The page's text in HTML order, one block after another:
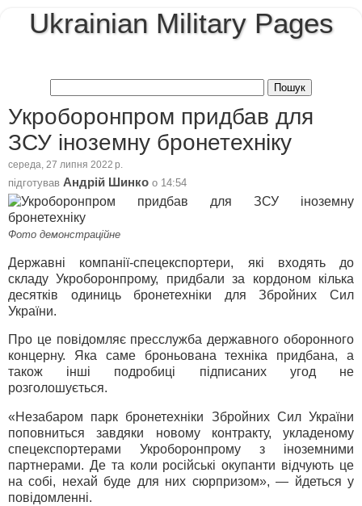
Ukrainian Military Pages
Укроборонпром придбав для
ЗСУ іноземну бронетехніку
середа, 27 липня 2022 р.
підготував Андрій Шинко о 14:54
Фото демонстраційне
Державні компанії-спецекспортери, які входять до
складу Укроборонпрому, придбали за кордоном кілька
десятків одиниць бронетехніки для Збройних Сил
України.
Про це повідомляє пресслужба державного оборонного
концерну. Яка саме броньована техніка придбана, а
також інші подробиці підписаних угод не
розголошується.
«Незабаром парк бронетехніки Збройних Сил України
поповниться завдяки новому контракту, укладеному
спецекспортерами Укроборонпрому з іноземними
партнерами. Де та коли російські окупанти відчують це
на собі, нехай буде для них сюрпризом», — йдеться у
повідомленні.